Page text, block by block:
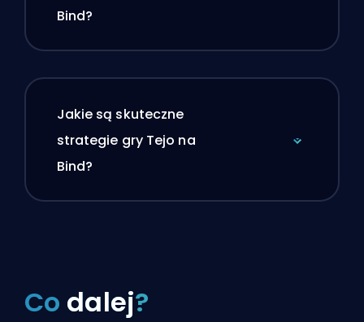
Bind?
Jakie są skuteczne
strategie gry Tejo na
Bind?
Co dalej?